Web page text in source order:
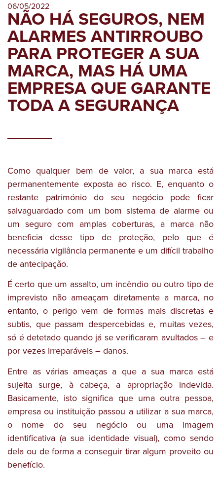
06/05/2022
NÃO HÁ SEGUROS, NEM
ALARMES ANTIRROUBO
PARA PROTEGER A SUA
MARCA, MAS HÁ UMA
EMPRESA QUE GARANTE
TODA A SEGURANÇA
Como qualquer bem de valor, a sua marca está
permanentemente exposta ao risco. E, enquanto o
restante património do seu negócio pode ficar
salvaguardado com um bom sistema de alarme ou
um seguro com amplas coberturas, a marca não
beneficia desse tipo de proteção, pelo que é
necessária vigilância permanente e um difícil trabalho
de antecipação.
É certo que um assalto, um incêndio ou outro tipo de
imprevisto não ameaçam diretamente a marca, no
entanto, o perigo vem de formas mais discretas e
subtis, que passam despercebidas e, muitas vezes,
só é detetado quando já se verificaram avultados – e
por vezes irreparáveis – danos.
Entre as várias ameaças a que a sua marca está
sujeita surge, à cabeça, a apropriação indevida.
Basicamente, isto significa que uma outra pessoa,
empresa ou instituição passou a utilizar a sua marca,
o nome do seu negócio ou uma imagem
identificativa (a sua identidade visual), como sendo
dela ou de forma a conseguir tirar algum proveito ou
benefício.